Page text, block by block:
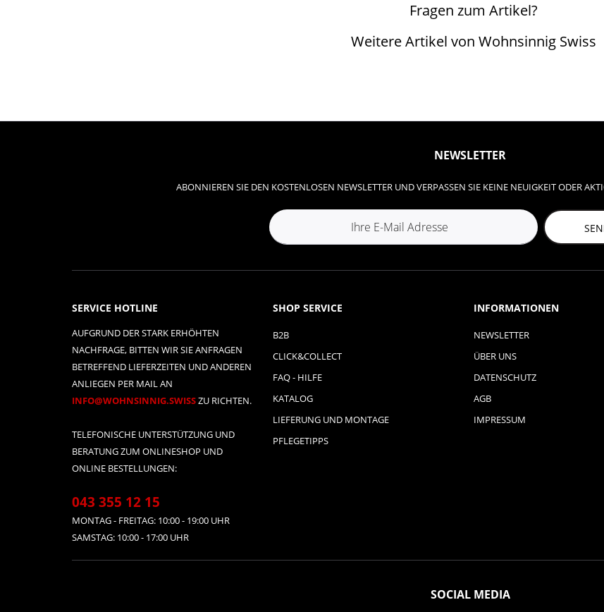
Fragen zum Artikel?
Weitere Artikel von Wohnsinnig Swiss
NEWSLETTER
ABONNIEREN SIE DEN KOSTENLOSEN NEWSLETTER UND VERPASSEN SIE KEINE NEUIGKEIT ODER
SERVICE HOTLINE
AUFGRUND DER STARK ERHÖHTEN
NACHFRAGE, BITTEN WIR SIE ANFRAGEN
BETREFFEND LIEFERZEITEN UND ANDEREN
ANLIEGEN PER MAIL AN
INFO@WOHNSINNIG.SWISSZU RICHTEN.
TELEFONISCHE UNTERSTÜTZUNG UND
BERATUNG ZUM ONLINESHOP UND
ONLINE BESTELLUNGEN:
043 355 12 15
MONTAG - FREITAG: 10:00 - 19:00 UHR
SAMSTAG: 10:00 - 17:00 UHR
SHOP SERVICE
B2B
CLICK&COLLECT
FAQ - HILFE
KATALOG
LIEFERUNG UND MONTAGE
PFLEGETIPPS
INFORMATIONEN
NEWSLETTER
ÜBER UNS
DATENSCHUTZ
AGB
IMPRESSUM
SOCIAL MEDIA